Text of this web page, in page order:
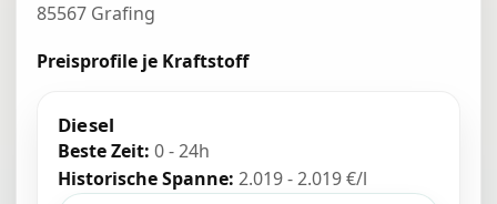
85567 Grafing
Preisprofile je Kraftstoff
Diesel
Beste Zeit: 0 - 24h
Historische Spanne: 2.019 - 2.019 €/l